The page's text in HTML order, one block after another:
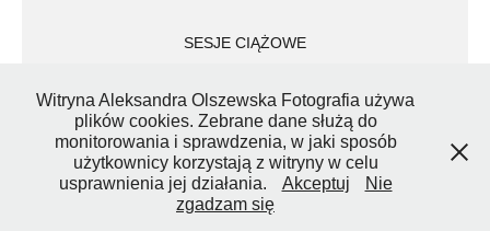
SESJE CIĄŻOWE
Powered byAdobe Portfolio
Witryna Aleksandra Olszewska Fotografia używa
plików cookies. Zebrane dane służą do
monitorowania i sprawdzenia, w jaki sposób
użytkownicy korzystają z witryny w celu
usprawnienia jej działania.
Akceptuj
Nie
zgadzam się